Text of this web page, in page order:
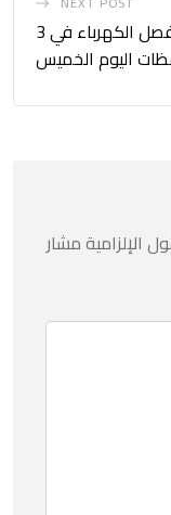
لأعمال الصيانة.. ننشر اماكن ومواعيد فصل الكهرباء في 3
اليوم الخميس
الإلزامية مشار